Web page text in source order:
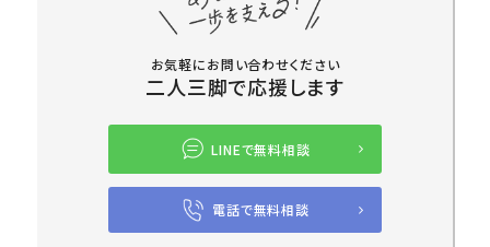
お気軽にお問い合わせください
二人三脚で応援します
LINEで無料相談
電話で無料相談